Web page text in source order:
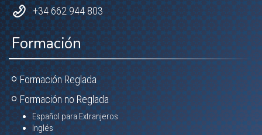
+34 662 944 803
Formación
Formación Reglada
Formación no Reglada
Español para Extranjeros
Inglés